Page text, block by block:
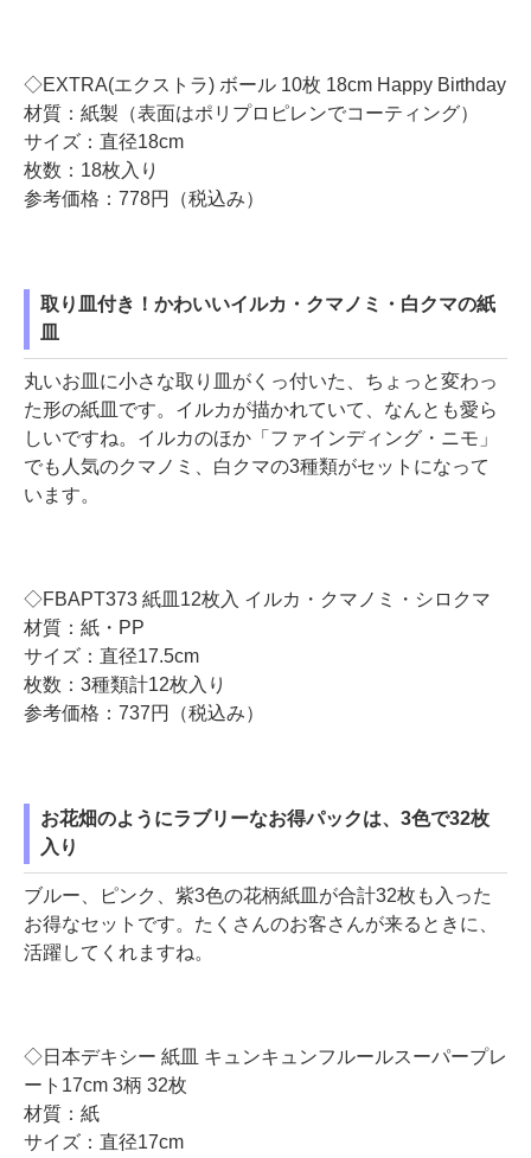
◇EXTRA(エクストラ) ボール 10枚 18cm Happy Birthday
材質：紙製（表面はポリプロピレンでコーティング）
サイズ：直径18cm
枚数：18枚入り
参考価格：778円（税込み）
取り皿付き！かわいいイルカ・クマノミ・白クマの紙
皿
丸いお皿に小さな取り皿がくっ付いた、ちょっと変わっ
た形の紙皿です。イルカが描かれていて、なんとも愛ら
しいですね。イルカのほか「ファインディング・ニモ」
でも人気のクマノミ、白クマの3種類がセットになって
います。
◇FBAPT373 紙皿12枚入 イルカ・クマノミ・シロクマ
材質：紙・PP
サイズ：直径17.5cm
枚数：3種類計12枚入り
参考価格：737円（税込み）
お花畑のようにラブリーなお得パックは、3色で32枚
入り
ブルー、ピンク、紫3色の花柄紙皿が合計32枚も入った
お得なセットです。たくさんのお客さんが来るときに、
活躍してくれますね。
◇日本デキシー 紙皿 キュンキュンフルールスーパープレ
ート17cm 3柄 32枚
材質：紙
サイズ：直径17cm